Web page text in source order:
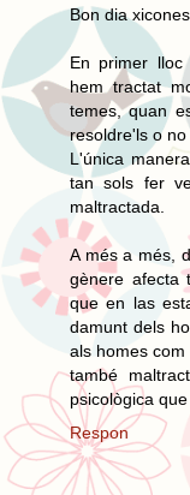
Bon dia
En primer
hem tractat
temes, quan
resoldre'ls o
L'única
tan sols fer
maltractada.
A més a més,
gènere afecta
que en las
damunt dels
als homes
també
psicològica
Respon